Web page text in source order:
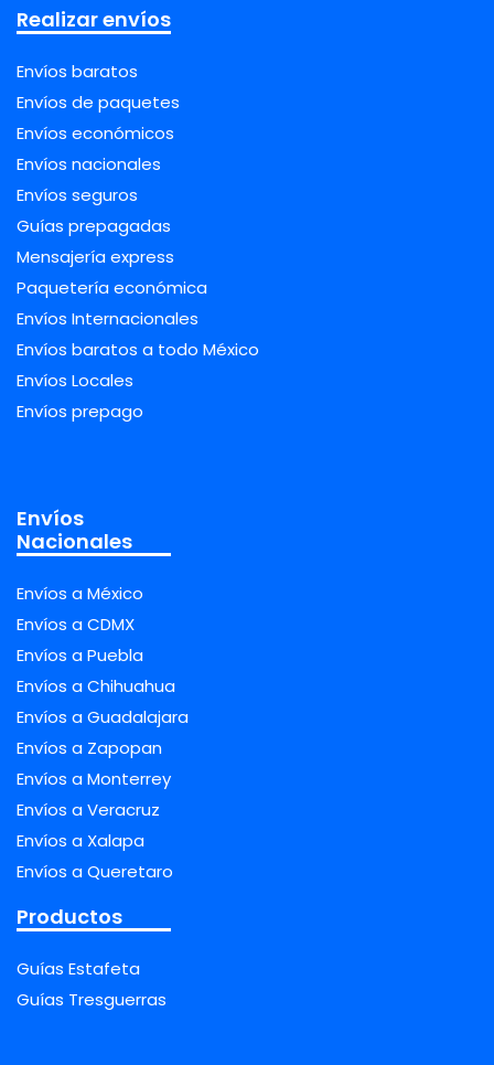
Realizar envíos
Envíos baratos
Envíos de paquetes
Envíos económicos
Envíos nacionales
Envíos seguros
Guías prepagadas
Mensajería express
Paquetería económica
Envíos Internacionales
Envíos baratos a todo México
Envíos Locales
Envíos prepago
Envíos
Nacionales
Envíos a México
Envíos a CDMX
Envíos a Puebla
Envíos a Chihuahua
Envíos a Guadalajara
Envíos a Zapopan
Envíos a Monterrey
Envíos a Veracruz
Envíos a Xalapa
Envíos a Queretaro
Productos
Guías Estafeta
Guías Tresguerras